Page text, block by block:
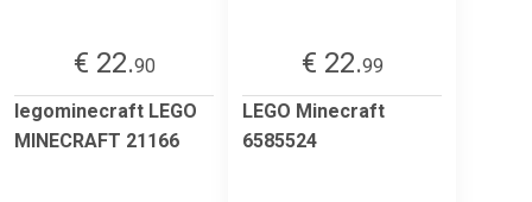
€ 22.90
legominecraft LEGO
MINECRAFT 21166
€ 22.99
LEGO Minecraft
6585524